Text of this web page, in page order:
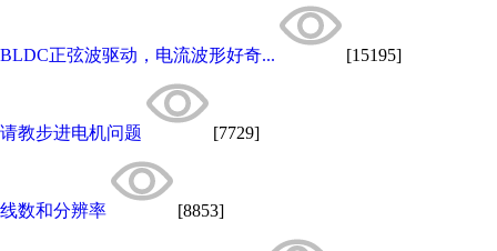
BLDC正弦波驱动，电流波形好奇... [15195]
请教步进电机问题 [7729]
线数和分辨率 [8853]